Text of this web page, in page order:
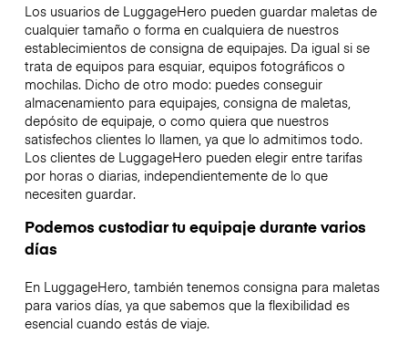
Los usuarios de LuggageHero pueden guardar maletas de
cualquier tamaño o forma en cualquiera de nuestros
establecimientos de consigna de equipajes. Da igual si se
trata de equipos para esquiar, equipos fotográficos o
mochilas. Dicho de otro modo: puedes conseguir
almacenamiento para equipajes, consigna de maletas,
depósito de equipaje, o como quiera que nuestros
satisfechos clientes lo llamen, ya que lo admitimos todo.
Los clientes de LuggageHero pueden elegir entre tarifas
por horas o diarias, independientemente de lo que
necesiten guardar.
Podemos custodiar tu equipaje durante varios
días
En LuggageHero, también tenemos consigna para maletas
para varios días, ya que sabemos que la flexibilidad es
esencial cuando estás de viaje.